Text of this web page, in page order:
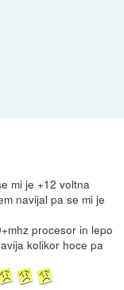
mi je +12 voltna
navijal pa se mi je
procesor in lepo
kolikor hoce pa